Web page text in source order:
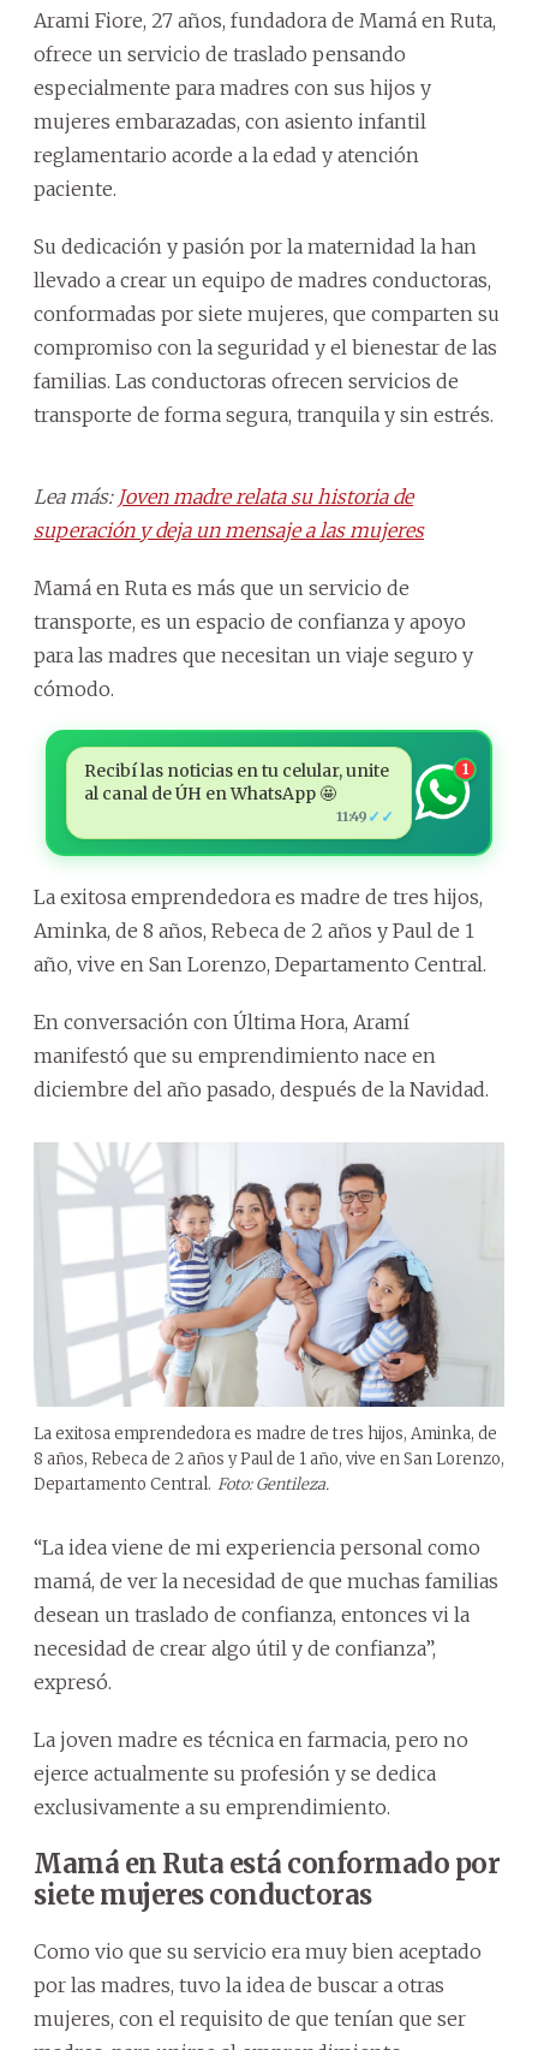
Arami Fiore, 27 años, fundadora de Mamá en Ruta,
ofrece un servicio de traslado pensando
especialmente para madres con sus hijos y
mujeres embarazadas, con asiento infantil
reglamentario acorde a la edad y atención
paciente.
Su dedicación y pasión por la maternidad la han
llevado a crear un equipo de madres conductoras,
conformadas por siete mujeres, que comparten su
compromiso con la seguridad y el bienestar de las
familias. Las conductoras ofrecen servicios de
transporte de forma segura, tranquila y sin estrés.
Lea más: Joven madre relata su historia de
superación y deja un mensaje a las mujeres
Mamá en Ruta es más que un servicio de
transporte, es un espacio de confianza y apoyo
para las madres que necesitan un viaje seguro y
cómodo.
Recibí las noticias en tu celular, unite
al canal de ÚH en WhatsApp 🤩
11:49 ✓✓
1
La exitosa emprendedora es madre de tres hijos,
Aminka, de 8 años, Rebeca de 2 años y Paul de 1
año, vive en San Lorenzo, Departamento Central.
En conversación con Última Hora, Aramí
manifestó que su emprendimiento nace en
diciembre del año pasado, después de la Navidad.
La exitosa emprendedora es madre de tres hijos, Aminka, de
8 años, Rebeca de 2 años y Paul de 1 año, vive en San Lorenzo,
Departamento Central. Foto: Gentileza.
“La idea viene de mi experiencia personal como
mamá, de ver la necesidad de que muchas familias
desean un traslado de confianza, entonces vi la
necesidad de crear algo útil y de confianza”,
expresó.
La joven madre es técnica en farmacia, pero no
ejerce actualmente su profesión y se dedica
exclusivamente a su emprendimiento.
Mamá en Ruta está conformado por
siete mujeres conductoras
Como vio que su servicio era muy bien aceptado
por las madres, tuvo la idea de buscar a otras
mujeres, con el requisito de que tenían que ser